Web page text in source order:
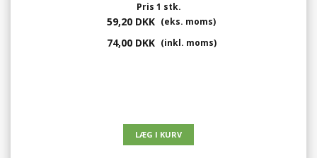
Pris 1 stk.
59,20 DKK (eks. moms)
74,00 DKK (inkl. moms)